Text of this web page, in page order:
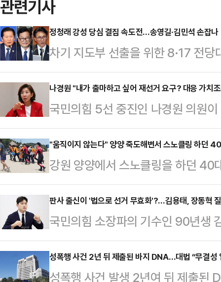
관련기사
정청래 강성 당심 결집 속도전…송영길·김민석 손잡나
차기 지도부 선출을 위한 8·17 전
가 '보완수사권 전면 폐지' 메시지
6·3 지방선거 결과를 둘러싼 사퇴·
지를 보이면서 유력 당권주자인 송
대 가능성도 커지고 있다.13일 정
성 지지층을 겨냥한 행보를 이어가
모인 딴지일보를 찾아 "그동안 바
사…
나경원 "내가 출마하고 싶어 재선거 요구? 대응 가치
국민의힘 5선 중진인 나경원 의원
당장 재선거를 선언했을 것이라는
출마하고 싶어서 재선거 요구를 하
가치조차 느끼지 못한다고 선을 그
페이스북에서 "내가 서울시장 당선
는 기자회견을 두고 이러쿵저러쿵
런다느니 하는 저질 공세에는 대응
칙과 상식을 말하는 것일 뿐"…
"움직이지 않는다" 양양 죽도해변서 스노클링 하던
강원 양양에서 스노클링을 하던 40
끝내 숨졌다.17일 오전 11시42분
서 스노클링하던 40대 남성 A씨가
소방은 A씨를 구조해 심폐소생술
망했다.A씨는 해변 가까운 곳에서
해경은 신고자와 목격자 등을 상대
판사 출신이 '법으로 선거 무효화'?…김용태, 장동혁
국민의힘 소장파의 기수인 90년생
6·3 지방선거 무효화 제안'을 질타
다는 것은 헌법에 반해 현실적이지
성폭행 사건 2년 뒤 제출된 바지 DNA…대법 “무결성
성폭행 사건 발생 2년여 뒤 제출된